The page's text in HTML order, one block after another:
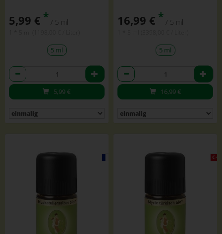
5,99 € * / 5 ml
5 ml
Anzahl
5,99€
16,99 € * / 5 ml
5 ml
Anzahl
16,99€